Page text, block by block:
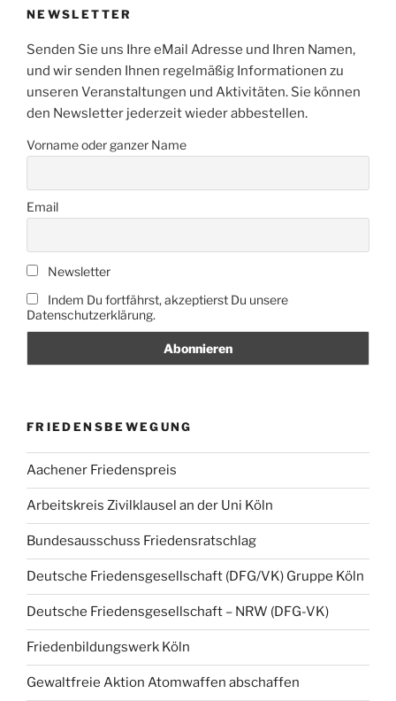
NEWSLETTER
Senden Sie uns Ihre eMail Adresse und Ihren Namen,
und wir senden Ihnen regelmäßig Informationen zu
unseren Veranstaltungen und Aktivitäten. Sie können
den Newsletter jederzeit wieder abbestellen.
Vorname oder ganzer Name
Email
Newsletter
Indem Du fortfährst, akzeptierst Du unsere
Datenschutzerklärung.
FRIEDENSBEWEGUNG
Aachener Friedenspreis
Arbeitskreis Zivilklausel an der Uni Köln
Bundesausschuss Friedensratschlag
Deutsche Friedensgesellschaft (DFG/VK) Gruppe Köln
Deutsche Friedensgesellschaft – NRW (DFG-VK)
Friedenbildungswerk Köln
Gewaltfreie Aktion Atomwaffen abschaffen